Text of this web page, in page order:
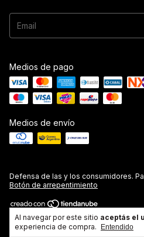
Al navegar por este sitio aceptás el
experiencia de compra.
Entendido
Medios de pago
Medios de envío
Defensa de las y los consumidores.
Botón de arrepentimiento
Copyright High Performance
reservados.